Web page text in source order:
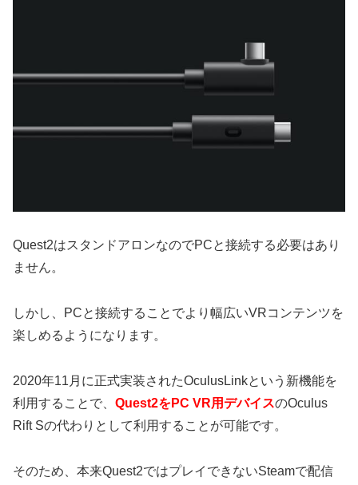
Quest2はスタンドアロンなのでPCと接続する必要はあり
ません。
しかし、PCと接続することでより幅広いVRコンテンツを
楽しめるようになります。
2020年11月に正式実装されたOculusLinkという新機能を
利用することで、 Quest2をPC VR用デバイスのOculus
Rift Sの代わりとして利用することが可能です。
そのため、本来Quest2ではプレイできないSteamで配信